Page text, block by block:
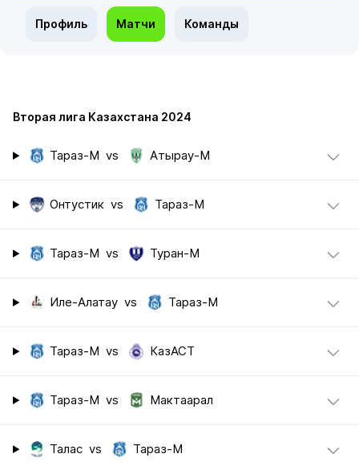
Профиль Матчи Команды
Вторая лига Казахстана 2024
Тараз-М vs Атырау-М
Онтустик vs Тараз-М
Тараз-М vs Туран-М
Иле-Алатау vs Тараз-М
Тараз-М vs КазАСТ
Тараз-М vs Мактаарал
Талас vs Тараз-М